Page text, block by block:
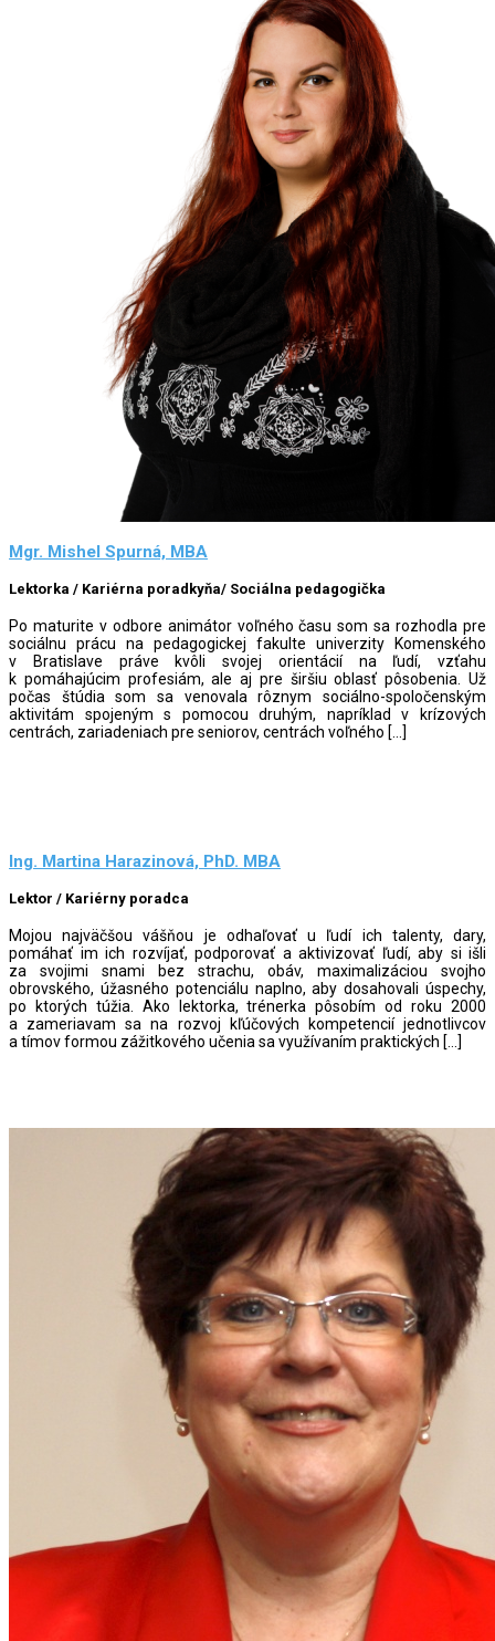
Mgr. Mishel Spurná, MBA
Lektorka / Kariérna poradkyňa/ Sociálna pedagogička
Po maturite v odbore animátor voľného času som sa rozhodla pre
sociálnu prácu na pedagogickej fakulte univerzity Komenského
v Bratislave práve kvôli svojej orientácií na ľudí, vzťahu
k pomáhajúcim profesiám, ale aj pre širšiu oblasť pôsobenia. Už
počas štúdia som sa venovala rôznym sociálno-spoločenským
aktivitám spojeným s pomocou druhým, napríklad v krízových
centrách, zariadeniach pre seniorov, centrách voľného […]
Ing. Martina Harazinová, PhD. MBA
Lektor / Kariérny poradca
Mojou najväčšou vášňou je odhaľovať u ľudí ich talenty, dary,
pomáhať im ich rozvíjať, podporovať a aktivizovať ľudí, aby si išli
za svojimi snami bez strachu, obáv, maximalizáciou svojho
obrovského, úžasného potenciálu naplno, aby dosahovali úspechy,
po ktorých túžia. Ako lektorka, trénerka pôsobím od roku 2000
a zameriavam sa na rozvoj kľúčových kompetencií jednotlivcov
a tímov formou zážitkového učenia sa využívaním praktických […]